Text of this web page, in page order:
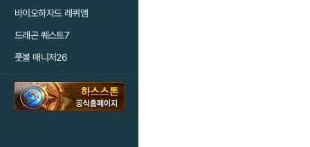
바이오하자드 레퀴엠
드래곤 퀘스트7
풋볼 매니저26